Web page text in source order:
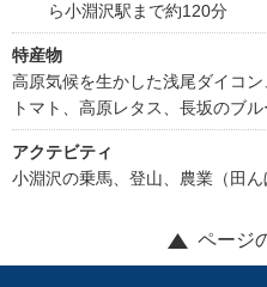
ら小淵沢駅まで約120分
特産物
高原気候を生かした浅尾ダイコ
トマト、高原レタス、長坂のブル
アクテビティ
小淵沢の乗馬、登山、農業（田
ページ